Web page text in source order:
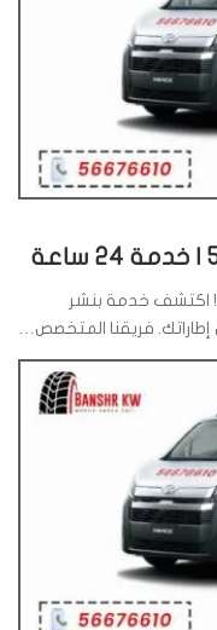
اكتشف خدمة بنشر
إطاراتك. فريقنا المتخصص…